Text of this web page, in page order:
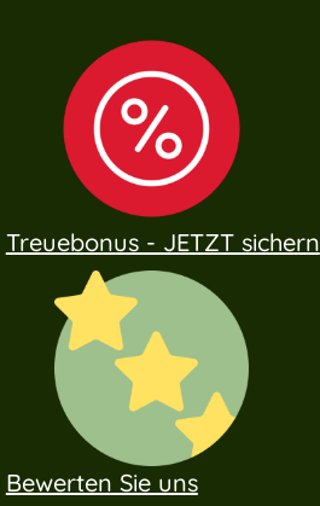
Treuebonus - JETZT sichern
Bewerten Sie uns